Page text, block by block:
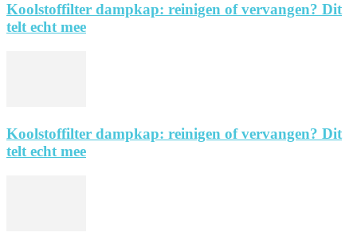
Koolstoffilter dampkap: reinigen of vervangen? Dit
telt echt mee
Koolstoffilter dampkap: reinigen of vervangen? Dit
telt echt mee